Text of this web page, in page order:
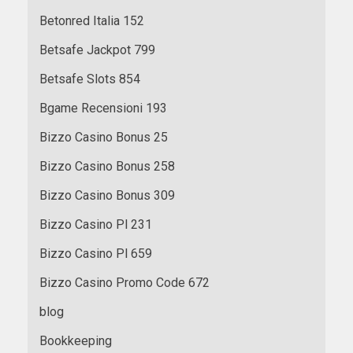
Betonred Italia 152
Betsafe Jackpot 799
Betsafe Slots 854
Bgame Recensioni 193
Bizzo Casino Bonus 25
Bizzo Casino Bonus 258
Bizzo Casino Bonus 309
Bizzo Casino Pl 231
Bizzo Casino Pl 659
Bizzo Casino Promo Code 672
blog
Bookkeeping